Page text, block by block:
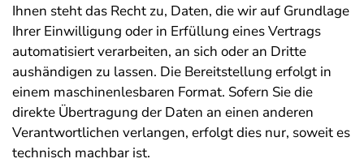
Ihnen steht das Recht zu, Daten, die wir auf Grundlage
Ihrer Einwilligung oder in Erfüllung eines Vertrags
automatisiert verarbeiten, an sich oder an Dritte
aushändigen zu lassen. Die Bereitstellung erfolgt in
einem maschinenlesbaren Format. Sofern Sie die
direkte Übertragung der Daten an einen anderen
Verantwortlichen verlangen, erfolgt dies nur, soweit es
technisch machbar ist.